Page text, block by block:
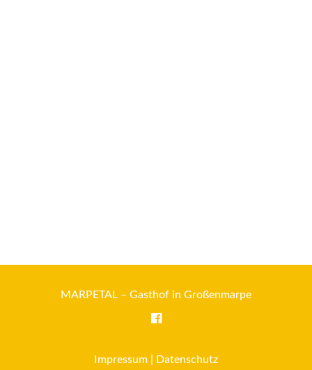
MARPETAL – Gasthof in Großenmarpe
Impressum Datenschutz